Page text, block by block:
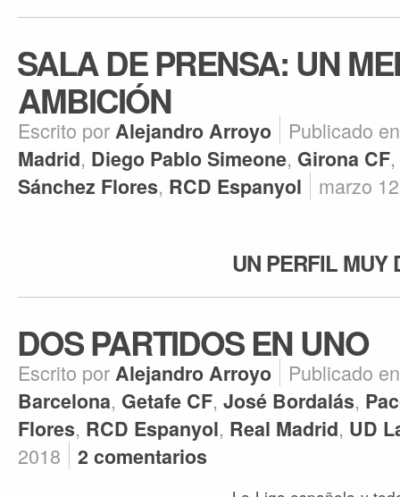
SALA DE PRENSA: UN
AMBICIÓN
Escrito porAlejandro Arroyo
Publicado
Madrid, Diego Pablo Simeone, Girona CF,
Sánchez Flores, RCD Espanyol marzo
UN PERFIL MUY
DOS PARTIDOS EN UNO
Escrito porAlejandro Arroyo
Publicado
Barcelona, Getafe CF, José Bordalás,
Flores, RCD Espanyol, Real Madrid, UD
2018
2 comentarios